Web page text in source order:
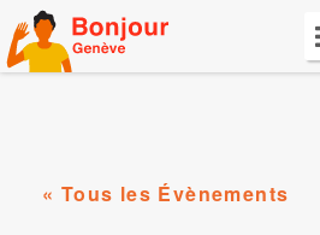
Skip
to
content
« Tous les Évènements